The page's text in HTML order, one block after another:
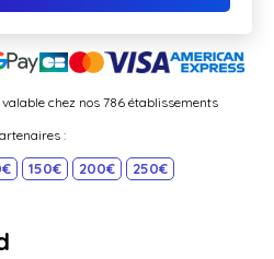
chez nos 786 établissements
:
150€ 200€ 250€